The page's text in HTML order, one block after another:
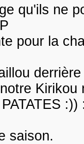
qu'ils ne
pour la
:))
saison.